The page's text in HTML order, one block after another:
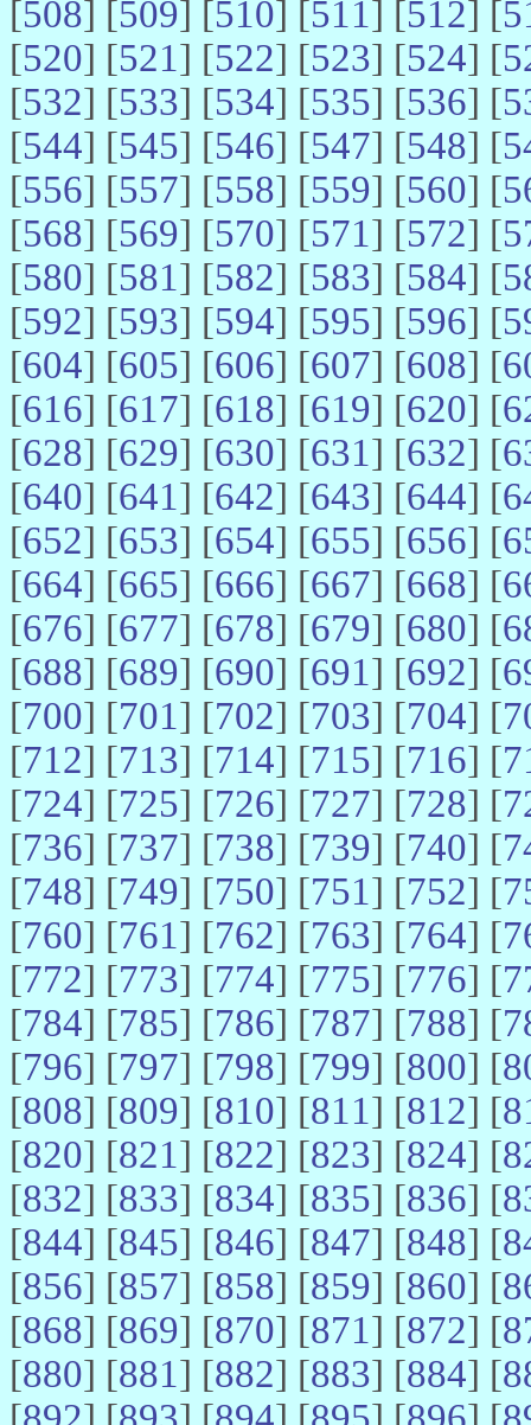
[508] [509] [510] [511] [512] [
[520] [521] [522] [523] [524] [
[532] [533] [534] [535] [536] [
[544] [545] [546] [547] [548] [
[556] [557] [558] [559] [560] [
[568] [569] [570] [571] [572] [
[580] [581] [582] [583] [584] [
[592] [593] [594] [595] [596] [
[604] [605] [606] [607] [608] [
[616] [617] [618] [619] [620] [
[628] [629] [630] [631] [632] [
[640] [641] [642] [643] [644] [
[652] [653] [654] [655] [656] [
[664] [665] [666] [667] [668] [
[676] [677] [678] [679] [680] [
[688] [689] [690] [691] [692] [
[700] [701] [702] [703] [704] [
[712] [713] [714] [715] [716] [
[724] [725] [726] [727] [728] [
[736] [737] [738] [739] [740] [
[748] [749] [750] [751] [752] [
[760] [761] [762] [763] [764] [
[772] [773] [774] [775] [776] [
[784] [785] [786] [787] [788] [
[796] [797] [798] [799] [800] [
[808] [809] [810] [811] [812] [
[820] [821] [822] [823] [824] [
[832] [833] [834] [835] [836] [
[844] [845] [846] [847] [848] [
[856] [857] [858] [859] [860] [
[868] [869] [870] [871] [872] [
[880] [881] [882] [883] [884] [